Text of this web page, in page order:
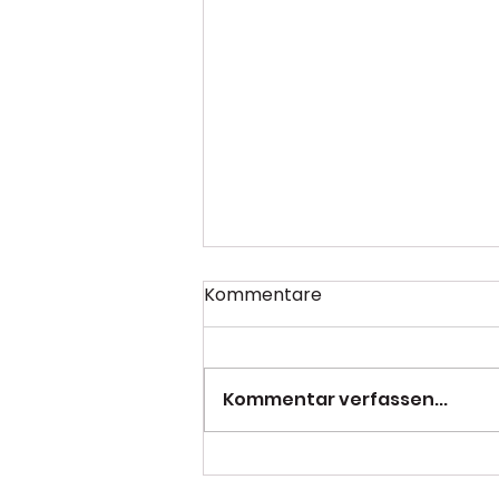
PSC mit starkem
Kommentare
Kommentar verfassen...